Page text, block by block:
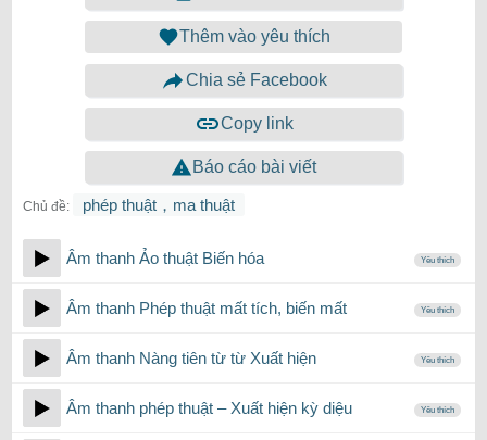
Thêm vào yêu thích
Chia sẻ Facebook
Copy link
Báo cáo bài viết
Chủ đề: phép thuật，ma thuật
Âm thanh Ảo thuật Biến hóa Yêu thích
Âm thanh Phép thuật mất tích, biến mất Yêu thích
Âm thanh Nàng tiên từ từ Xuất hiện Yêu thích
Âm thanh phép thuật – Xuất hiện kỳ ​​diệu Yêu thích